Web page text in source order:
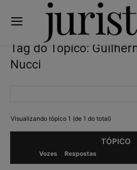
Tag do Tópico:
Nucci
Visualizando tópico 1 (de 1 do total)
TÓPICO
Vozes Respostas